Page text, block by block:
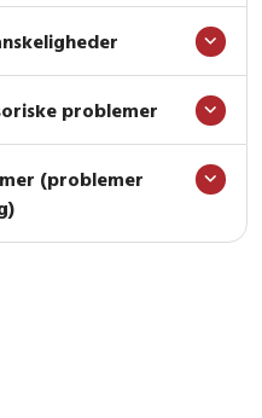
problemer
(problemer